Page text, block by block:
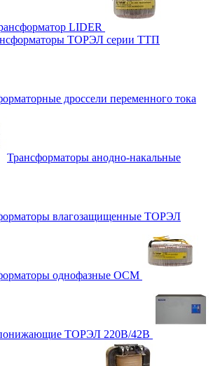
LIDER
ТОРЭЛ серии ТТП
дроссели переменного тока
Трансформаторы анодно-накальные
влагозащищенные ТОРЭЛ
однофазные ОСМ
ТОРЭЛ 220В/42В